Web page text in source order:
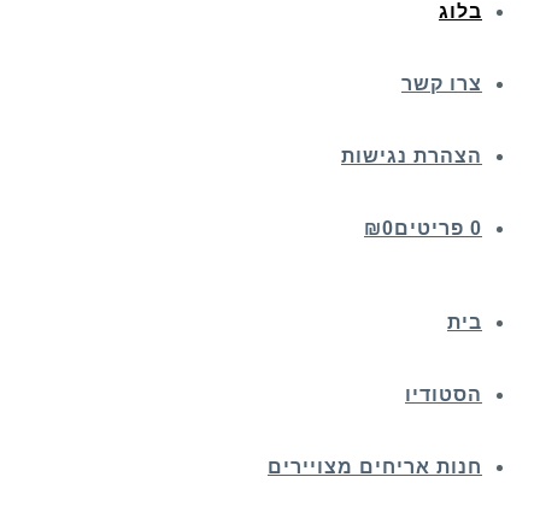
בלוג
צרו קשר
הצהרת נגישות
0 פריטים ₪0
בית
הסטודיו
חנות אריחים מצויירים